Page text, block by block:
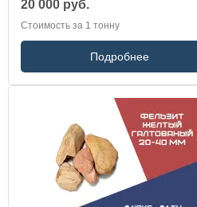
20 000 руб.
Стоимость за 1 тонну
Подробнее